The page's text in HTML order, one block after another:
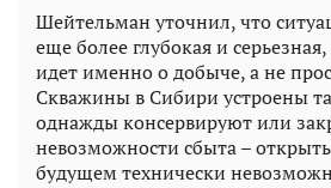
Шейтельман уточнил, что
еще более глубокая и
идет именно о добыче, а не
Скважины в Сибири устроены
однажды консервируют или
невозможности сбыта –
будущем технически